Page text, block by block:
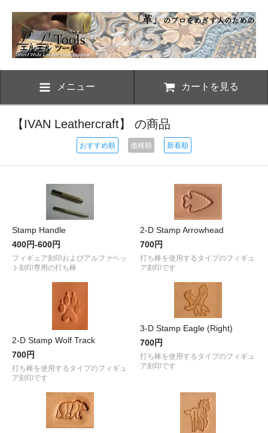
メニュー カートを見る
【IVAN Leathercraft】 の商品
おすすめ順 価格順 新着順
Stamp Handle
400円-600円
フィギュア刻印およびアルファベッ
ト刻印専用の打ち棒
2-D Stamp Arrowhead
700円
打ち棒を使用するタイプのフィギュ
ア刻印です
2-D Stamp Wolf Track
700円
打ち棒を使用するタイプのフィギュ
ア刻印です
3-D Stamp Eagle (Right)
700円
打ち棒を使用するタイプのフィギュ
ア刻印です